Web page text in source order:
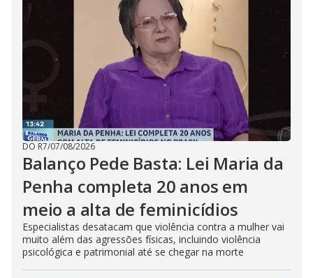
DO R7/07/08/2026
Balanço Pede Basta: Lei Maria da
Penha completa 20 anos em
meio a alta de feminicídios
Especialistas desatacam que violência contra a mulher vai
muito além das agressões físicas, incluindo violência
psicológica e patrimonial até se chegar na morte